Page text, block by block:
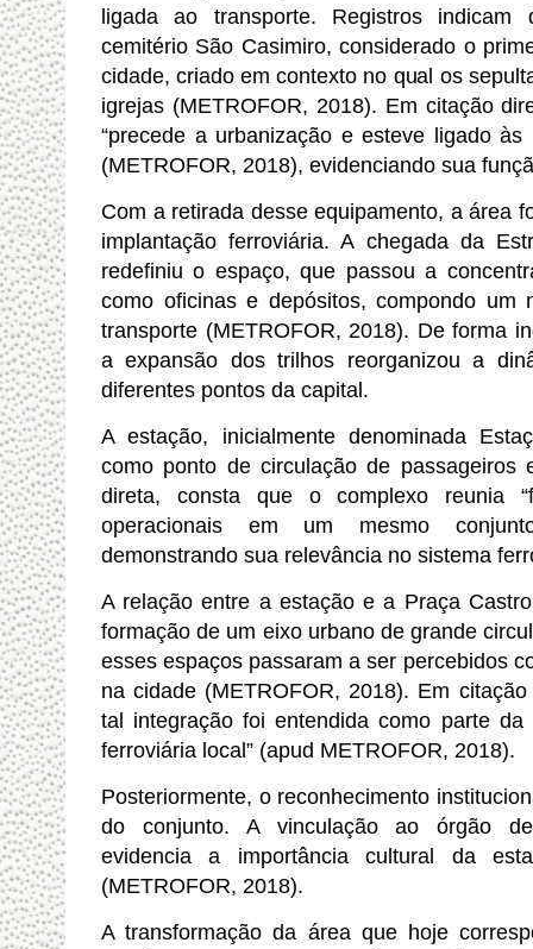
ligada ao transporte. Registros
cemitério São Casimiro, considerado o
cidade, criado em contexto no qual os
igrejas (METROFOR, 2018). Em citação
“precede a urbanização e esteve ligado às
(METROFOR, 2018), evidenciando sua
Com a retirada desse equipamento, a área
implantação ferroviária. A chegada da
redefiniu o espaço, que passou a
como oficinas e depósitos, compondo um
transporte (METROFOR,2018). De forma
a expansão dos trilhos reorganizou a
diferentes pontos da capital.
A estação, inicialmente denominada
como ponto de circulação de passageiros
direta, consta que o complexo reunia
operacionais em um mesmo
demonstrando sua relevância no sistema
A relação entre a estação e a Praça
formação de um eixo urbano de grande
esses espaços passaram a ser percebidos
na cidade (METROFOR,2018). Em
tal integração foi entendida como parte da
ferroviária local” (apud METROFOR, 2018).
Posteriormente, o reconhecimento
do conjunto. A vinculação ao órgão de
evidencia a importância cultural da
(METROFOR, 2018).
A transformação da área que hoje